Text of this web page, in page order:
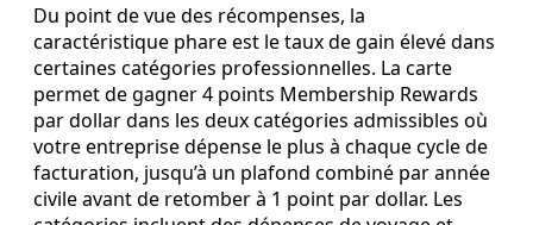
Du point de vue des récompenses, la
caractéristique phare est le taux de gain élevé dans
certaines catégories professionnelles. La carte
permet de gagner 4 points Membership Rewards
par dollar dans les deux catégories admissibles où
votre entreprise dépense le plus à chaque cycle de
facturation, jusqu’à un plafond combiné par année
civile avant de retomber à 1 point par dollar. Les